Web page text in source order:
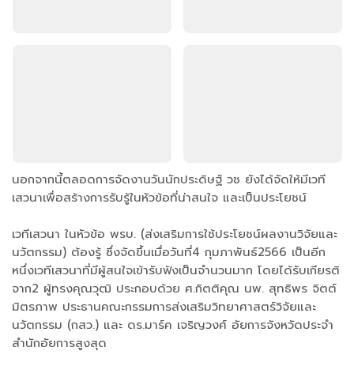
นอกจากนี้ตลอดการจัดงานวันนักประดิษฐ์ วช ยังได้จัดให้มีเวที
เสวนาเพื่อสร้างการรับรู้ในหัวข้อที่น่าสนใจ และเป็นประโยชน์
เวทีเสวนา ในหัวข้อ พรบ. (ส่งเสริมการใช้ประโยชน์ผลงานวิจัยและ
นวัตกรรม) ต้องรู้ ซึ่งจัดขึ้นเมื่อวันที่4 กุมภาพันธ์2566 เป็นอีก
หนึ่งเวทีเสวนาที่มีผู้สนใจเข้ารับฟังเป็นจำนวนมาก โดยได้รับเกียรติ
จาก2 ผู้ทรงคุณวุฒิ ประกอบด้วย ศ.กิตติคุณ นพ. สุทธิพร จิตต์
มิตรภาพ ประธานคณะกรรมการส่งเสริมวิทยาศาสตร์วิจัยและ
นวัตกรรม (กสว.) และ ดร.มาร์ค เจริญวงศ์ อัยการจังหวัดประจำ
สำนักอัยการสูงสุด